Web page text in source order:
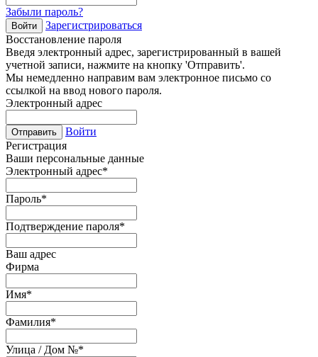
Забыли пароль?
Войти
Зарегистрироваться
Восстановление пароля
Введя электронный адрес, зарегистрированный в вашей
учетной записи, нажмите на кнопку 'Отправить'.
Мы немедленно направим вам электронное письмо со
ссылкой на ввод нового пароля.
Электронный адрес
Отправить
Войти
Регистрация
Ваши персональные данные
Электронный адрес*
Пароль*
Подтверждение пароля*
Ваш адрес
Фирма
Имя*
Фамилия*
Улица / Дом №*